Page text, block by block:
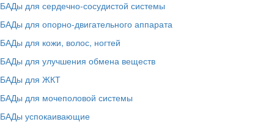
БАДы для сердечно-сосудистой системы
БАДы для опорно-двигательного аппарата
БАДы для кожи, волос, ногтей
БАДы для улучшения обмена веществ
БАДы для ЖКТ
БАДы для мочеполовой системы
БАДы успокаивающие